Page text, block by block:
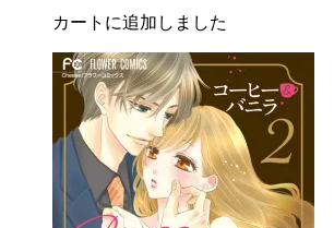
カートに追加しました